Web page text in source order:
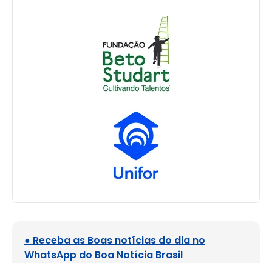
● Receba as Boas notícias do dia no
WhatsApp do Boa Notícia Brasil